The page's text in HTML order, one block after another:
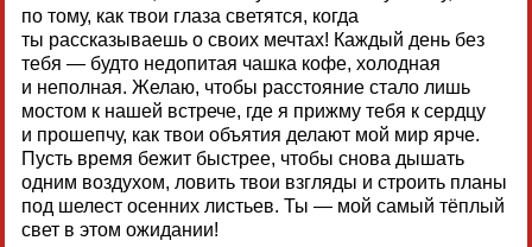
по тому, как твои глаза светятся, когда
ты рассказываешь о своих мечтах! Каждый день без
тебя — будто недопитая чашка кофе, холодная
и неполная. Желаю, чтобы расстояние стало лишь
мостом к нашей встрече, где я прижму тебя к сердцу
и прошепчу, как твои объятия делают мой мир ярче.
Пусть время бежит быстрее, чтобы снова дышать
одним воздухом, ловить твои взгляды и строить планы
под шелест осенних листьев. Ты — мой самый тёплый
свет в этом ожидании!